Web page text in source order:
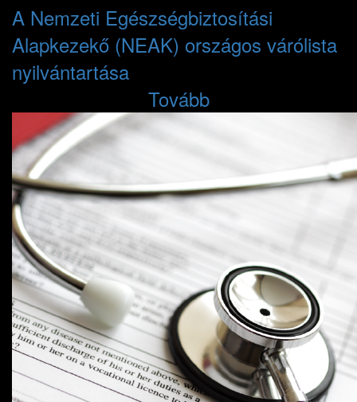
A Nemzeti Egészségbiztosítási
Alapkezekő (NEAK) országos várólista
nyilvántartása
Tovább